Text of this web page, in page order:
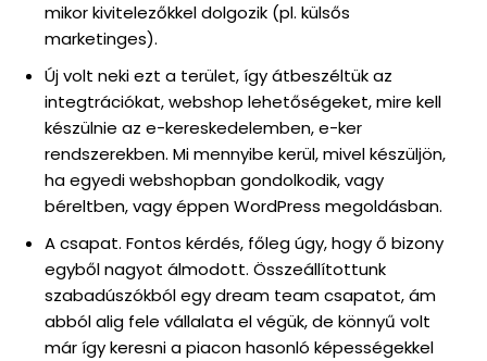
mikor kivitelezőkkel dolgozik (pl. külsős
marketinges).
Új volt neki ezt a terület, így átbeszéltük az
integtrációkat, webshop lehetőségeket, mire kell
készülnie az e-kereskedelemben, e-ker
rendszerekben. Mi mennyibe kerül, mivel készüljön,
ha egyedi webshopban gondolkodik, vagy
béreltben, vagy éppen WordPress megoldásban.
A csapat. Fontos kérdés, főleg úgy, hogy ő bizony
egyből nagyot álmodott. Összeállítottunk
szabadúszókból egy dream team csapatot, ám
abból alig fele vállalata el végük, de könnyű volt
már így keresni a piacon hasonló képességekkel